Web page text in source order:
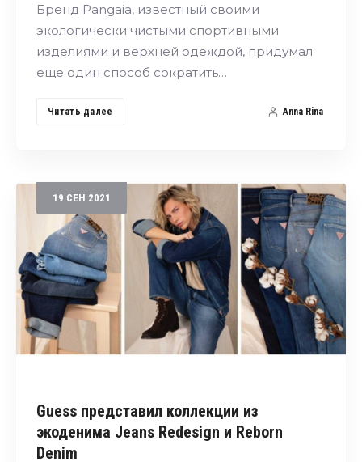
Бренд Pangaia, известный своими
экологически чистыми спортивными
изделиями и верхней одеждой, придумал
еще один способ сократить…
Читать далее Anna Rina
19 СЕН 2021
Guess представил коллекции из
экоденима Jeans Redesign и Reborn
Denim